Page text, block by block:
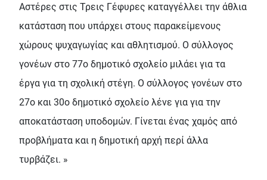
Αστέρες στις Τρεις Γέφυρες καταγγέλλει την άθλια
κατάσταση που υπάρχει στους παρακείμενους
χώρους ψυχαγωγίας και αθλητισμού. Ο σύλλογος
γονέων στο 77ο δημοτικό σχολείο μιλάει για τα
έργα για τη σχολική στέγη. Ο σύλλογος γονέων στο
27ο και 30ο δημοτικό σχολείο λένε για για την
αποκατάσταση υποδομών. Γίνεται ένας χαμός από
προβλήματα και η δημοτική αρχή περί άλλα
τυρβάζει. »